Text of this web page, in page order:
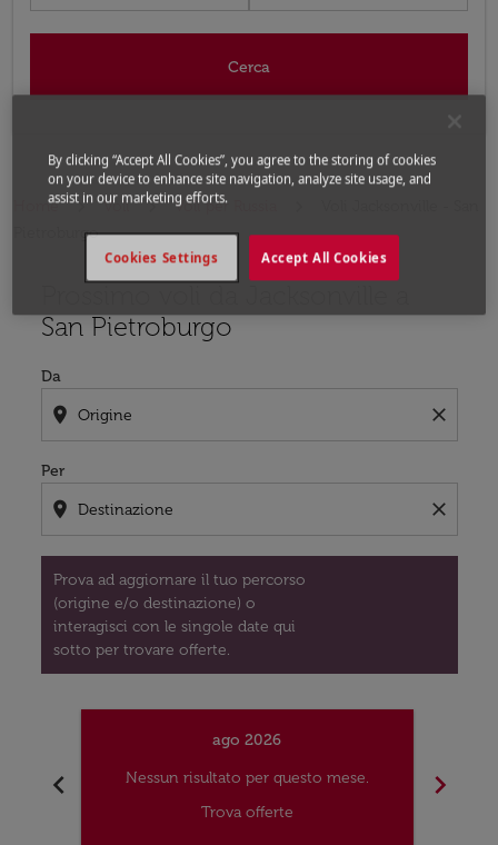
Cerca
Home Voli Voli per Russia
Pietroburgo
San Pietroburgo
Da
location_on close
Per
location_on close
Prova ad aggiornare il tuo percorso
(origine e/o destinazione) o
interagisci con le singole date qui
sotto per trovare offerte.
chevron_left
ago 2026
Nessun risultato per questo mese.
Trova offerte
chevron_right
By clicking “Accept All Cookies”, you agree to the storing of cookies
on your device to enhance site navigation, analyze site usage, and
assist in our marketing efforts.
Accept All Cookies
Cookies Settings